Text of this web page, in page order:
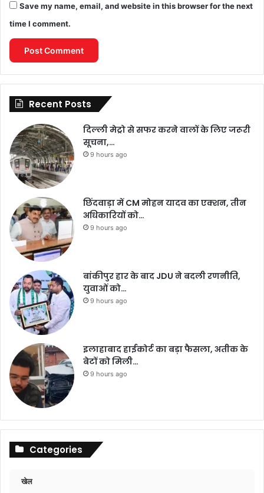
Save my name, email, and website in this browser for the next
time I comment.
Recent Posts
दिल्ली मेट्रो से सफर करने वालों के लिए जरूरी
सूचना,…
9 hours ago
छिंदवाड़ा में CM मोहन यादव का एक्शन, तीन
अधिकारियों को…
9 hours ago
बांकीपुर हार के बाद JDU ने बदली रणनीति,
युवाओं को…
9 hours ago
इलाहाबाद हाईकोर्ट का बड़ा फैसला, अतीक के
बेटों को मिली…
9 hours ago
Categories
खेल